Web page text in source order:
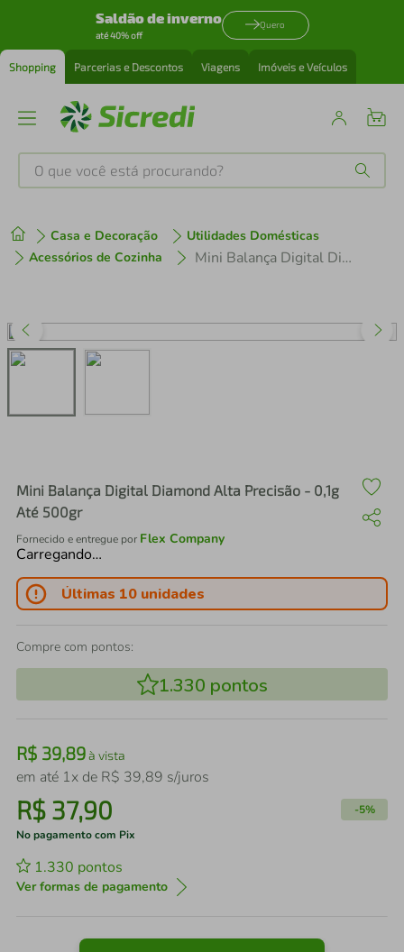
Saldão de inverno
até 40% off
Quero
Shopping Parcerias e Descontos Viagens Imóveis e Veículos
O que você está procurando?
Casa e Decoração
Utilidades Domésticas
Acessórios de Cozinha
Mini Balança Digital Diamond Alta Precisão - 0,1g Até 500gr
Mini Balança Digital Diamond Alta Precisão - 0,1g
Até 500gr
Fornecido e entregue por Flex Company
Carregando…
Últimas 10 unidades
Compre com pontos:
1.330 pontos
R$ 39,89à vista
em até 1x de R$ 39,89 s/juros
R$ 37,90 -5%
No pagamento com Pix
1.330 pontos
Ver formas de pagamento
1º tenis
3º perfume